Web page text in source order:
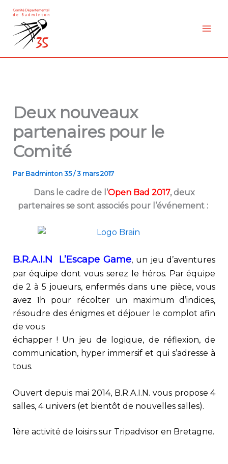
contenu
Deux nouveaux
partenaires pour le
Comité
Par Badminton 35/3 mars 2017
Dans le cadre de l’Open Bad 2017, deux
partenaires se sont associés pour l’événement :
B.R.A.I.N L’Escape Game, un jeu d’aventures
par équipe dont vous serez le héros. Par équipe
de 2 à 5 joueurs, enfermés dans une pièce, vous
avez 1h pour récolter un maximum d’indices,
résoudre des énigmes et déjouer le complot afin
de vous
échapper ! Un jeu de logique, de réflexion, de
communication, hyper immersif et qui s’adresse à
tous.
Ouvert depuis mai 2014, B.R.A.I.N. vous propose 4
salles, 4 univers (et bientôt de nouvelles salles).
1ère activité de loisirs sur Tripadvisor en Bretagne.